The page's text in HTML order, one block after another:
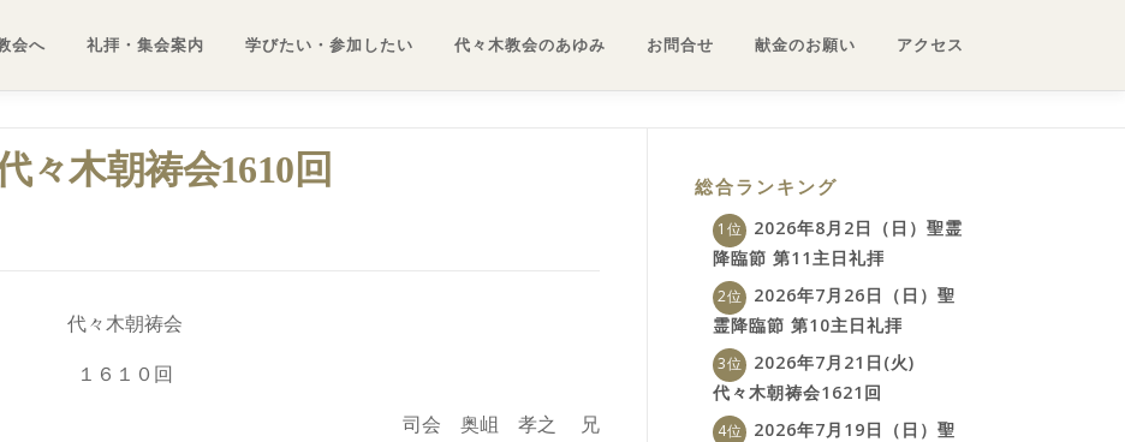
会へ 礼拝・集会案内 学びたい・参加したい 代々木教会のあゆみ お問合せ 献金のお願い アクセス
々木朝祷会1610回
代々木朝祷会
１６１０回
司会 奥岨 孝之 兄
総合ランキング
2026年8月2日（日）聖霊
降臨節 第11主日礼拝
2026年7月26日（日）聖
霊降臨節 第10主日礼拝
2026年7月21日(火)
代々木朝祷会1621回
2026年7月19日（日）聖